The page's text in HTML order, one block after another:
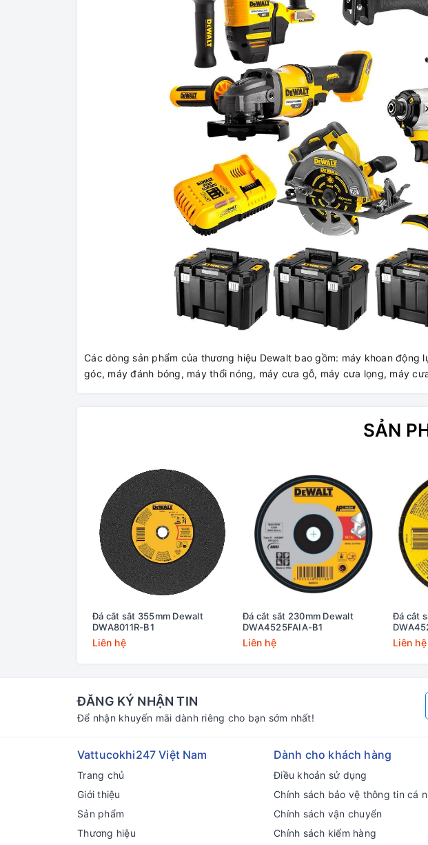
Các dòng sản phẩm của thương hiệu Dewalt bao gồm: máy khoan động
góc, máy đánh bóng, máy thổi nóng, máy cưa gỗ, máy cưa lọng, máy
SẢN
Đá cắt sắt 355mm Dewalt
DWA8011R-B1
Liên hệ
Đá cắt sắt 230mm Dewalt
DWA4525FAIA-B1
Liên hệ
Đá cắt
Liên hệ
ĐĂNG KÝ NHẬN TIN
Để nhận khuyến mãi dành riêng cho bạn sớm nhất!
Vattucokhi247 Việt Nam
Trang chủ
Giới thiệu
Sản phẩm
Thương hiệu
Dành cho khách hàng
Điều khoản sử dụng
Chính sách bảo vệ thông tin cá
Chính sách vận chuyển
Chính sách kiểm hàng